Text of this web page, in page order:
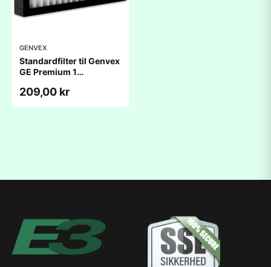
GENVEX
Standardfilter til Genvex
GE Premium 1
209,00 kr